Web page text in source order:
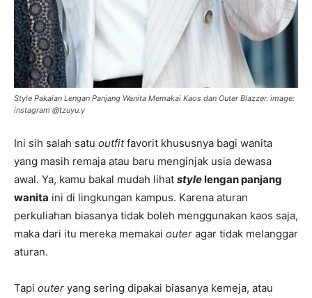
Style Pakaian Lengan Panjang Wanita Memakai Kaos dan Outer Blazzer. image:
instagram @tzuyu.y
Ini sih salah satu outfitfavorit khususnya bagi wanita
yang masih remaja atau baru menginjak usia dewasa
awal. Ya, kamu bakal mudah lihat stylelengan panjang
wanita ini di lingkungan kampus. Karena aturan
perkuliahan biasanya tidak boleh menggunakan kaos saja,
maka dari itu mereka memakai outer agar tidak melanggar
aturan.
Tapi outer yang sering dipakai biasanya kemeja, atau